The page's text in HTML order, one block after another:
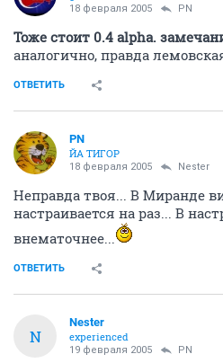
18 февраля 2005 PN
Тоже стоит 0.4 alpha.
аналогично, правда
ОТВЕТИТЬ
PN
ЙА ТИГОР
18 февраля 2005 Nestеr
Неправда твоя... В Миранде
настраивается на раз... В
внематочнее...
ОТВЕТИТЬ
N
Nestеr
experienced
19 февраля 2005 PN